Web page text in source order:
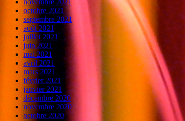
novembre 2021
octobre 2021
septembre 2021
août 2021
juillet 2021
juin 2021
mai 2021
avril 2021
mars 2021
février 2021
janvier 2021
décembre 2020
novembre 2020
octobre 2020